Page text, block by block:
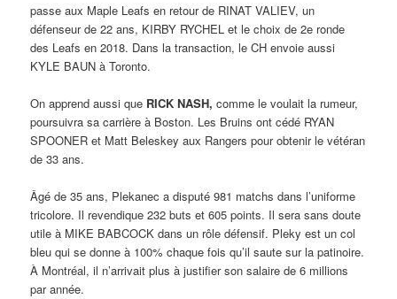
passe aux Maple Leafs en retour de RINAT VALIEV, un
défenseur de 22 ans, KIRBY RYCHEL et le choix de 2e ronde
des Leafs en 2018. Dans la transaction, le CH envoie aussi
KYLE BAUN à Toronto.
On apprend aussi que RICK NASH, comme le voulait la rumeur,
poursuivra sa carrière à Boston. Les Bruins ont cédé RYAN
SPOONER et Matt Beleskey aux Rangers pour obtenir le vétéran
de 33 ans.
Âgé de 35 ans, Plekanec a disputé 981 matchs dans l’uniforme
tricolore. Il revendique 232 buts et 605 points. Il sera sans doute
utile à MIKE BABCOCK dans un rôle défensif. Pleky est un col
bleu qui se donne à 100% chaque fois qu’il saute sur la patinoire.
À Montréal, il n’arrivait plus à justifier son salaire de 6 millions
par année.